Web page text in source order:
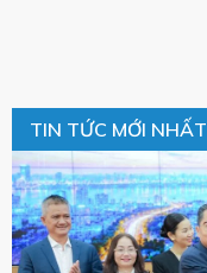
TIN TỨC MỚI NHẤT